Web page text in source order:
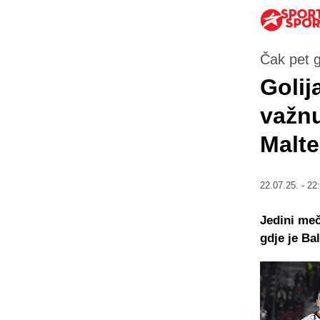
Čak pet
Malte
22.07.25. -
Jedini
gdje je